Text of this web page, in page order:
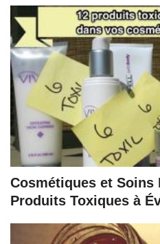
Cosmétiques et Soins
Produits Toxiques à